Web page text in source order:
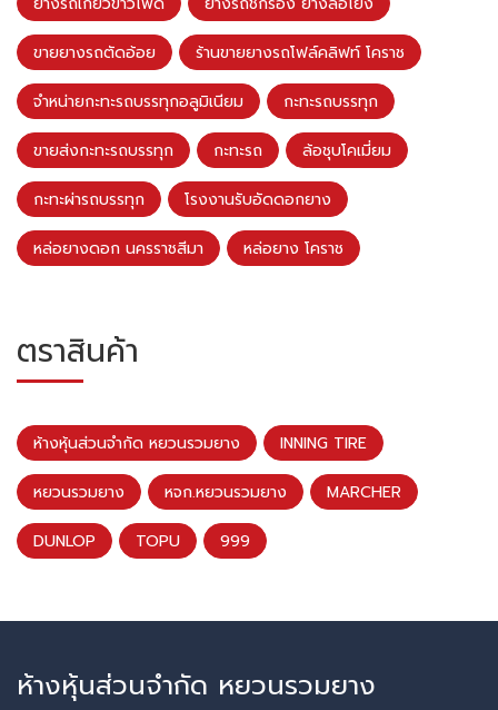
ขายยางรถตัดอ้อย ร้านขายยางรถโฟล์คลิฟท์ โคราช
จำหน่ายกะทะรถบรรทุกอลูมิเนียม กะทะรถบรรทุก
ขายส่งกะทะรถบรรทุก กะทะรถ ล้อชุบโคเมี่ยม
กะทะผ่ารถบรรทุก โรงงานรับอัดดอกยาง
หล่อยางดอก นครราชสีมา หล่อยาง โคราช
ตราสินค้า
ห้างหุ้นส่วนจำกัด หยวนรวมยาง INNING TIRE
หยวนรวมยาง หจก.หยวนรวมยาง MARCHER
DUNLOP TOPU 999
ห้างหุ้นส่วนจำกัด หยวนรวมยาง